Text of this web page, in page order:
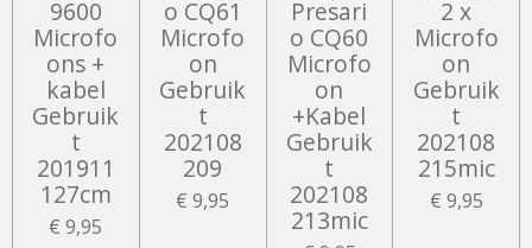
9600
Microfo
ons +
kabel
Gebruik
t
201911
127cm
€ 9,95
o CQ61
Microfo
on
Gebruik
t
202108
209
€ 9,95
Presari
o CQ60
Microfo
on
+Kabel
Gebruik
t
202108
213mic
2 x
Microfo
on
Gebruik
t
202108
215mic
€ 9,95